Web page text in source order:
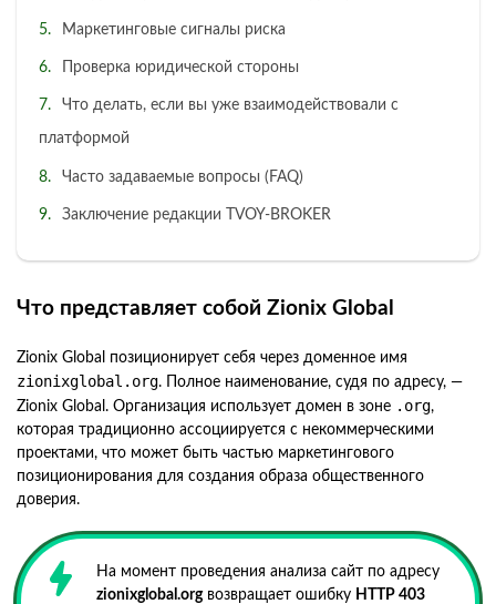
Маркетинговые сигналы риска
Проверка юридической стороны
Что делать, если вы уже взаимодействовали с
платформой
Часто задаваемые вопросы (FAQ)
Заключение редакции TVOY-BROKER
Что представляет собой Zionix Global
Zionix Global позиционирует себя через доменное имя
zionixglobal.org. Полное наименование, судя по адресу, —
Zionix Global. Организация использует домен в зоне .org,
которая традиционно ассоциируется с некоммерческими
проектами, что может быть частью маркетингового
позиционирования для создания образа общественного
доверия.
На момент проведения анализа сайт по адресу
zionixglobal.orgвозвращает ошибку HTTP 403